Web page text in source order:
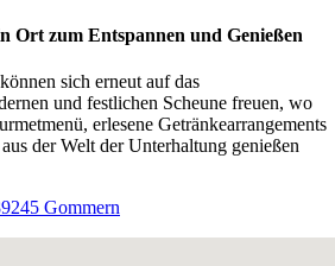
Ort zum Entspannen und Genießen
sich erneut auf das
und festlichen Scheune freuen, wo
erlesene Getränkearrangements
der Welt der Unterhaltung genießen
Gommern